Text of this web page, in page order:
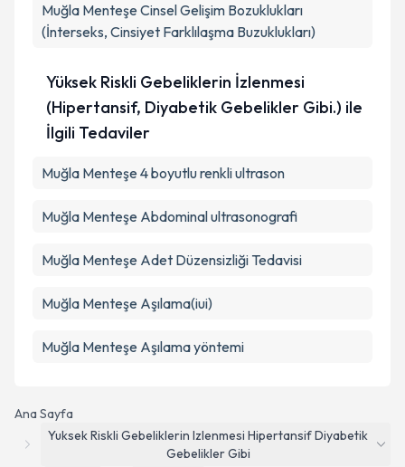
Ana Sayfa
Yuksek Riskli Gebeliklerin Izlenmesi Hipertansif Diyabetik
Gebelikler Gibi
Muğla Menteşe Cinsel Gelişim Bozuklukları
(İnterseks, Cinsiyet Farklılaşma Buzuklukları)
Yüksek Riskli Gebeliklerin İzlenmesi
(Hipertansif, Diyabetik Gebelikler Gibi.) ile
İlgili Tedaviler
Muğla Menteşe 4 boyutlu renkli ultrason
Muğla Menteşe Abdominal ultrasonografi
Muğla Menteşe Adet Düzensizliği Tedavisi
Muğla Menteşe Aşılama(iui)
Muğla Menteşe Aşılama yöntemi